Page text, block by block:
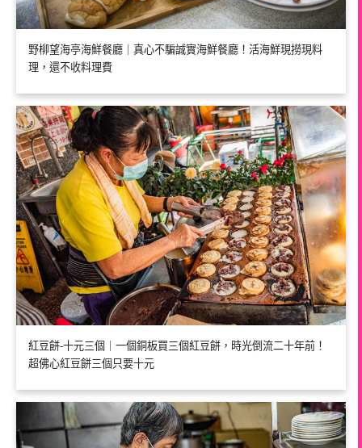
野柳望海亭海鮮餐廳｜真心不騙誠實海鮮餐廳！活海鮮現撈現料
理，還不收料理費
紅豆餅-十元三個｜一個銅板買三個紅豆餅，時光倒流二十年前！
超佛心紅豆餅三個只要十元